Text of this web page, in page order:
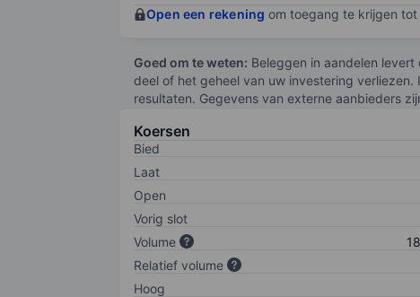
Open een rekening om toegang te krijgen
Goed om te weten: Beleggen in aandelen
deel of het geheel van uw investering
resultaten. Gegevens van externe aanbieders
Koersen
Bied
Laat
Open
Vorig slot
Volume
Relatief volume
Hoog